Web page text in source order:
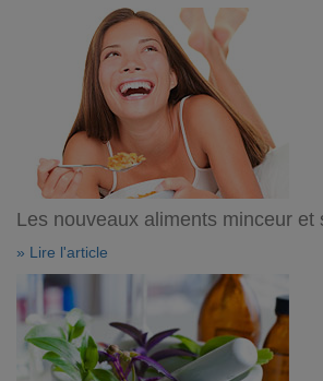
Les nouveaux aliments minceur et
» Lire l'article